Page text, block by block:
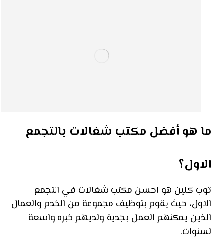
ما هو أفضل مكتب شغالات بالتجمع
الاول؟
توب كلين هو احسن مكتب شغالات في التجمع
الاول، حيث يقوم بتوظيف مجموعة من الخدم والعمال
الذين يمكنهم العمل بجدية ولديهم خبره واسعة
لسنوات.